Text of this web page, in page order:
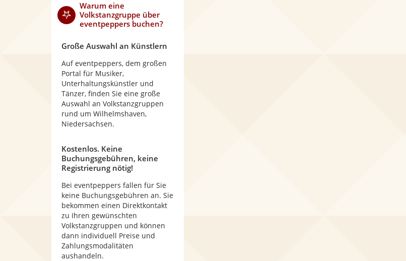
Warum eine
Volkstanzgruppe über
eventpeppers buchen?
Große Auswahl an Künstlern
Auf eventpeppers, dem großen
Portal für Musiker,
Unterhaltungskünstler und
Tänzer, finden Sie eine große
Auswahl an Volkstanzgruppen
rund um Wilhelmshaven,
Niedersachsen.
Kostenlos. Keine
Buchungsgebühren, keine
Registrierung nötig!
Bei eventpeppers fallen für Sie
keine Buchungsgebühren an. Sie
bekommen einen Direktkontakt
zu Ihren gewünschten
Volkstanzgruppen und können
dann individuell Preise und
Zahlungsmodalitäten
aushandeln.